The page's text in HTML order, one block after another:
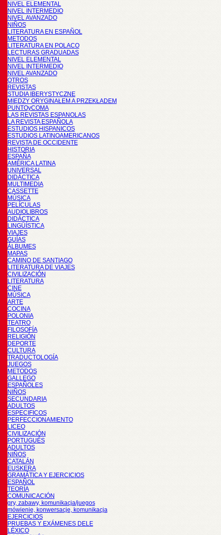
NIVEL ELEMENTAL
NIVEL INTERMEDIO
NIVEL AVANZADO
NIÑOS
LITERATURA EN ESPAÑOL
METODOS
LITERATURA EN POLACO
LECTURAS GRADUADAS
NIVEL ELEMENTAL
NIVEL INTERMEDIO
NIVEL AVANZADO
OTROS
REVISTAS
STUDIA IBERYSTYCZNE
MIĘDZY ORYGINAŁEM A PRZEKŁADEM
PUNTOyCOMA
LAS REVISTAS ESPANOLAS
LA REVISTA ESPAÑOLA
ESTUDIOS HISPANICOS
ESTUDIOS LATINOAMERICANOS
REVISTA DE OCCIDENTE
HISTORIA
ESPAÑA
AMÉRICA LATINA
UNIVERSAL
DIDÁCTICA
MULTIMEDIA
CASSETTE
MÚSICA
PELÍCULAS
AUDIOLIBROS
DIDÁCTICA
LINGÜÍSTICA
VIAJES
GUÍAS
ÁLBUMES
MAPAS
CAMINO DE SANTIAGO
LITERATURA DE VIAJES
CIVILIZACIÓN
LITERATURA
CINE
MÚSICA
ARTE
COCINA
POLONIA
TEATRO
FILOSOFÍA
RELIGIÓN
DEPORTE
CULTURA
TRADUCTOLOGÍA
JUEGOS
METODOS
GALLEGO
ESPAÑOLES
NIÑOS
SECUNDARIA
ADULTOS
ESPECIFICOS
PERFECCIONAMIENTO
LICEO
CIVILIZACIÓN
PORTUGUÉS
ADULTOS
NIÑOS
CATALÁN
EUSKERA
GRAMÁTICA Y EJERCICIOS
ESPAÑOL
TEORÍA
COMUNICACIÓN
gry, zabawy, komunikacja/juegos
mówienie, konwersacje, komunikacja
EJERCICIOS
PRUEBAS Y EXÁMENES DELE
LÉXICO